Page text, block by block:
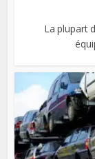
La plupart